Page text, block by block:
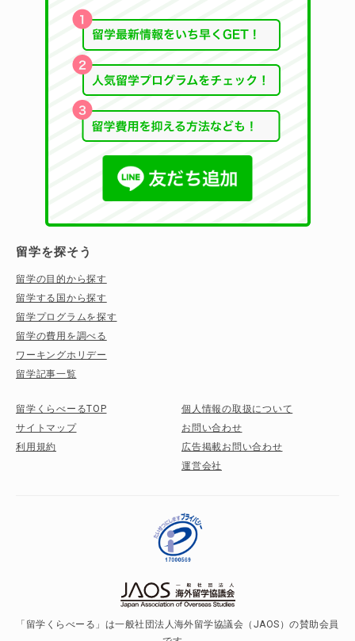
留学を探そう
留学の目的から探す
留学する国から探す
留学プログラムを探す
留学の費用を調べる
ワーキングホリデー
留学記事一覧
留学くらべーるTOP
サイトマップ
利用規約
個人情報の取扱について
お問い合わせ
広告掲載お問い合わせ
運営会社
「留学くらべーる」は一般社団法人海外留学協議会（JAOS）の賛助会員